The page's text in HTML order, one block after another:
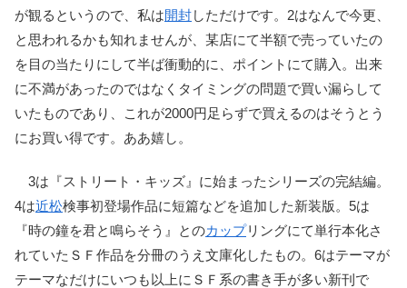
が観るというので、私は開封しただけです。2はなんで今更、
と思われるかも知れませんが、某店にて半額で売っていたの
を目の当たりにして半ば衝動的に、ポイントにて購入。出来
に不満があったのではなくタイミングの問題で買い漏らして
いたものであり、これが2000円足らずで買えるのはそうとう
にお買い得です。ああ嬉し。
3は『ストリート・キッズ』に始まったシリーズの完結編。
4は近松検事初登場作品に短篇などを追加した新装版。5は
『時の鐘を君と鳴らそう』とのカップリングにて単行本化さ
れていたＳＦ作品を分冊のうえ文庫化したもの。6はテーマが
テーマなだけにいつも以上にＳＦ系の書き手が多い新刊で